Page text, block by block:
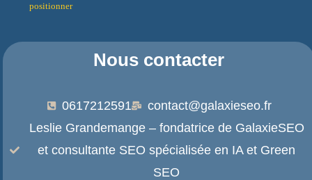
positionner
Nous contacter
0617212591
contact@galaxieseo.fr
Leslie Grandemange – fondatrice de GalaxieSEO
et consultante SEO spécialisée en IA et Green
SEO